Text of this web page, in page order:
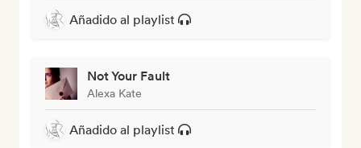
Añadido al playlist
Not Your Fault
Alexa Kate
Añadido al playlist